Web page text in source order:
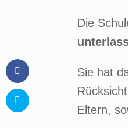
Die
Sie hat
Eltern,